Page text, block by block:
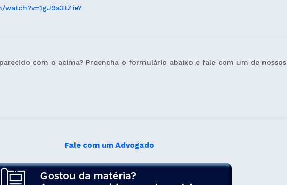
com o acima? Preencha o formulário abaixo e fale com um de nossos
Fale com um Advogado